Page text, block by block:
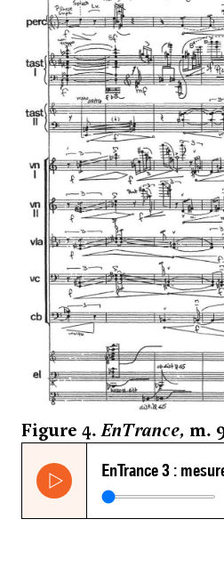
Figure 4.EnTrance, m.